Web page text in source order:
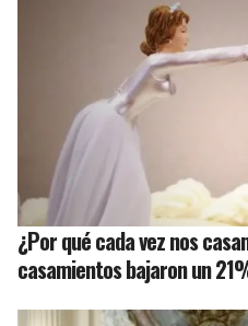
¿Por qué cada vez nos
casamientos bajaron un